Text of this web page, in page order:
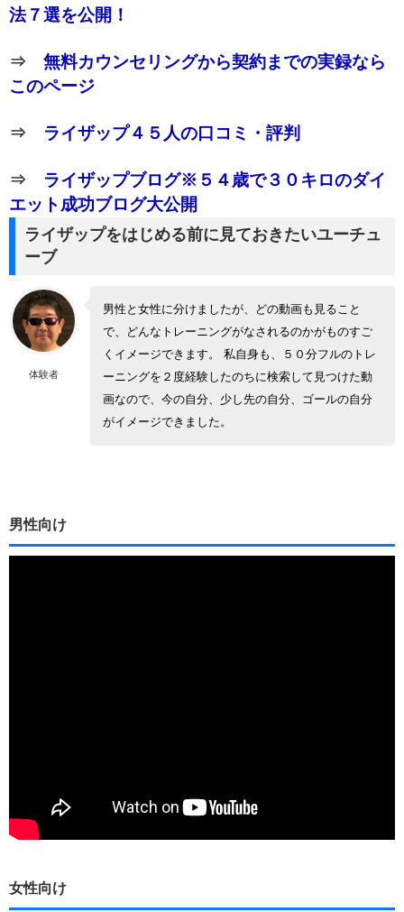
法７選を公開！
⇒ 無料カウンセリングから契約までの実録なら
このページ
⇒ ライザップ４５人の口コミ・評判
⇒ ライザップブログ※５４歳で３０キロのダイ
エット成功ブログ大公開
ライザップをはじめる前に見ておきたいユーチュ
ーブ
体験者
男性と女性に分けましたが、どの動画も見ること
で、どんなトレーニングがなされるのかがものすご
くイメージできます。 私自身も、５０分フルのトレ
ーニングを２度経験したのちに検索して見つけた動
画なので、今の自分、少し先の自分、ゴールの自分
がイメージできました。
男性向け
女性向け